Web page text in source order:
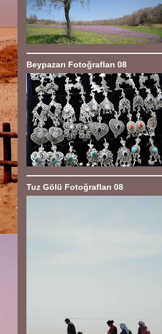
Beypazarı Fotoğrafları 08
Tuz Gölü Fotoğrafları 08